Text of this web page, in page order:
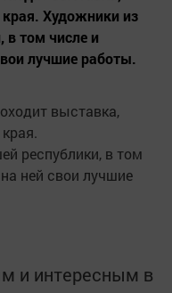
Художники из
в том числе и
лучшие работы.
выставка,
республики, в том
ней свои лучшие
и интересным в